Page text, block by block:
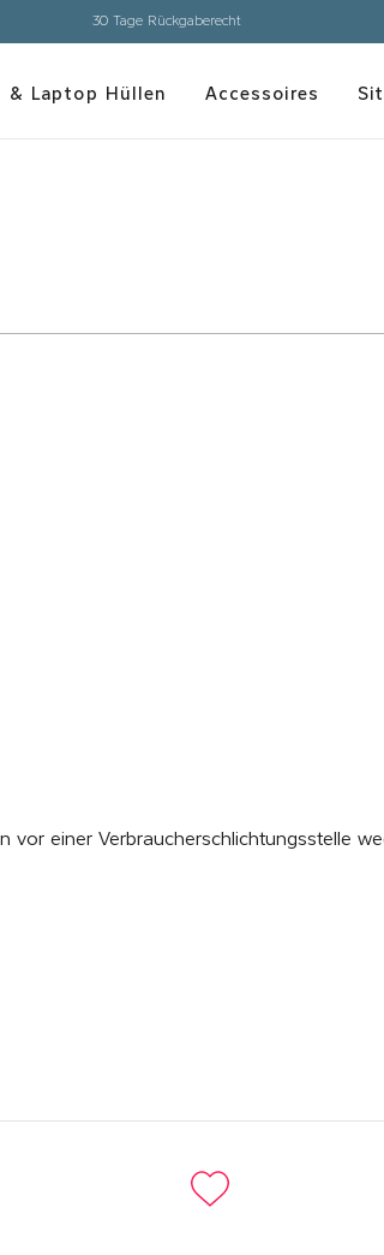
30 Tage Rückgaberecht
& Laptop Hüllen Accessoires
vor einer Verbraucherschlichtungsstelle